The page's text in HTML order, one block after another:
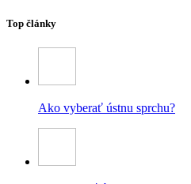
Top články
Ako vyberať ústnu sprchu?